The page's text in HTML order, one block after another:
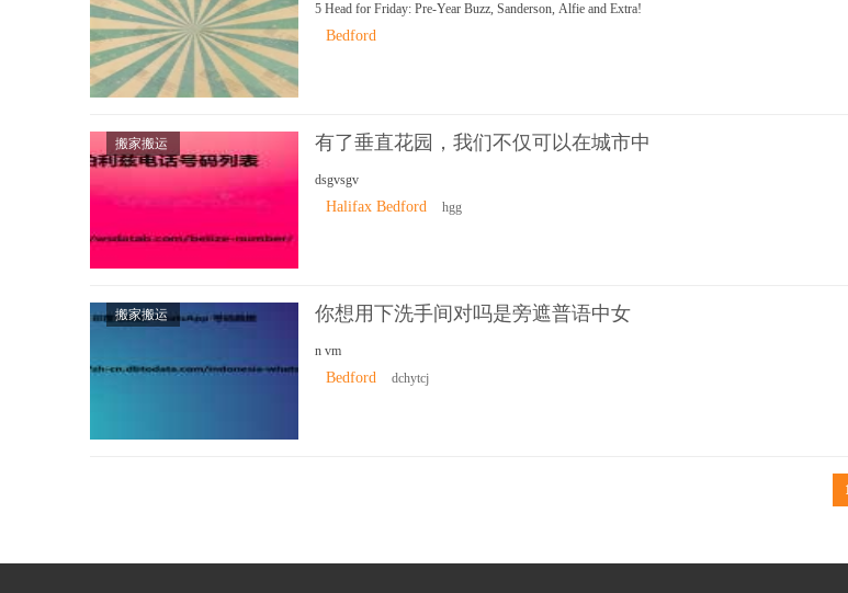
5 Head for Friday: Pre-Year Buzz, Sanderson, Alfie and Extra!
Bedford
搬家搬运 有了垂直花园，我们不仅可以在城市中
dsgvsgv
Halifax Bedford hgg
搬家搬运 你想用下洗手间对吗是旁遮普语中女
n vm
Bedford dchytcj